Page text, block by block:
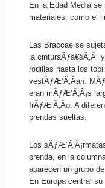
En la Edad Media
materiales, como el
Las Braccae se
la cinturaÃƒâ€šÃ‚Â
rodillas hasta los
vestÃƒÆ’Ã‚Â­an.
eran mÃƒÆ’Ã‚Â¡s
frÃƒÆ’Ã‚Â­o. A
prendas sueltas.
Los
prenda, en la
aparecen un grupo
En Europa central